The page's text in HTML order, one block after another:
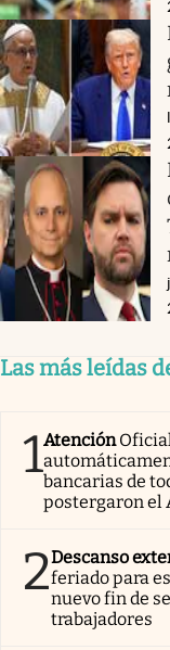
Las más leídas
1Atención
bancarias de
postergaron el
2Descanso
feriado para
nuevo fin de
trabajadores